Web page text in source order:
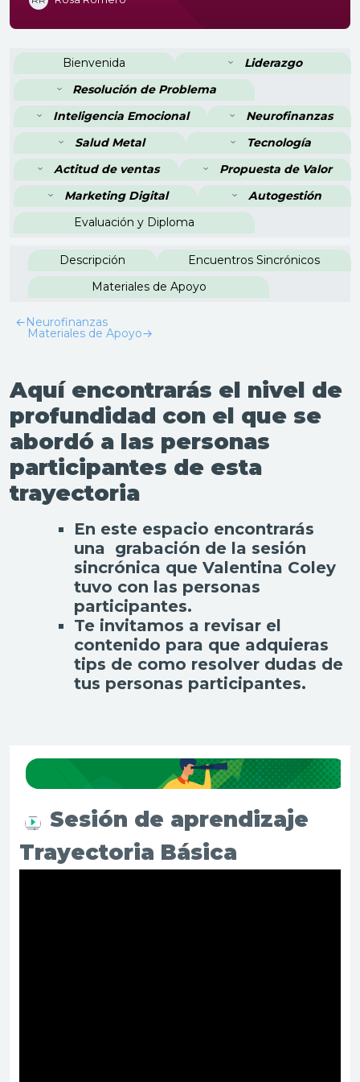
Perfilado de sección
Bienvenida
Liderazgo
Resolución de Problema
Inteligencia Emocional
Neurofinanzas
Salud Metal
Tecnología
Actitud de ventas
Propuesta de Valor
Marketing Digital
Autogestión
Evaluación y Diploma
Descripción
Encuentros Sincrónicos
Materiales de Apoyo
←Neurofinanzas
→
Materiales de Apoyo
Aquí encontrarás el nivel de
profundidad con el que se
abordó a las personas
participantes de esta
trayectoria
En este espacio encontrarás
una grabación de la sesión
sincrónica que Valentina Coley
tuvo con las personas
participantes.
Te invitamos a revisar el
contenido para que adquieras
tips de como resolver dudas de
tus personas participantes.
Sesión de aprendizaje
Trayectoria Básica